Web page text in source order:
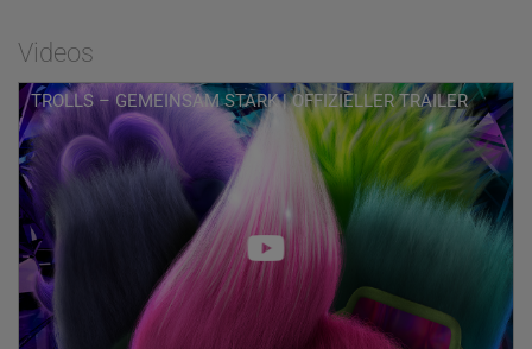
Zwei Filme lang waren Poppy (Lena Meyer-
Landrut) und Branch (Mark Forster)
unzertrennlich. In TROLLS – GEMEINSAM
STARK wird aus den besten Freunden nun
endlich offiziell ein Paar. Eines Tages entdeckt
Poppy, dass Branch eine geheime
Vergangenheit hat: Er war einst mit seinen
vier Brüdern Floyd, John Dory, Spruce und
Clay Teil der erfolgreichen Boyband BroZone.
Die Gruppe löste sich allerdings auf, als
Branch noch klein war. Seither hat er seine
Videos
TROLLS – GEMEINSAM STARK | OFFIZIELLER TRAILER